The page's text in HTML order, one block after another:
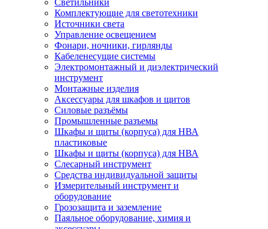
Светильники
Комплектующие для светотехники
Источники света
Управление освещением
Фонари, ночники, гирлянды
Кабеленесущие системы
Электромонтажный и диэлектрический
инструмент
Монтажные изделия
Аксессуары для шкафов и щитов
Силовые разъёмы
Промышленные разъемы
Шкафы и щиты (корпуса) для НВА
пластиковые
Шкафы и щиты (корпуса) для НВА
Слесарный инструмент
Средства индивидуальной защиты
Измерительный инструмент и
оборудование
Грозозащита и заземление
Паяльное оборудование, химия и